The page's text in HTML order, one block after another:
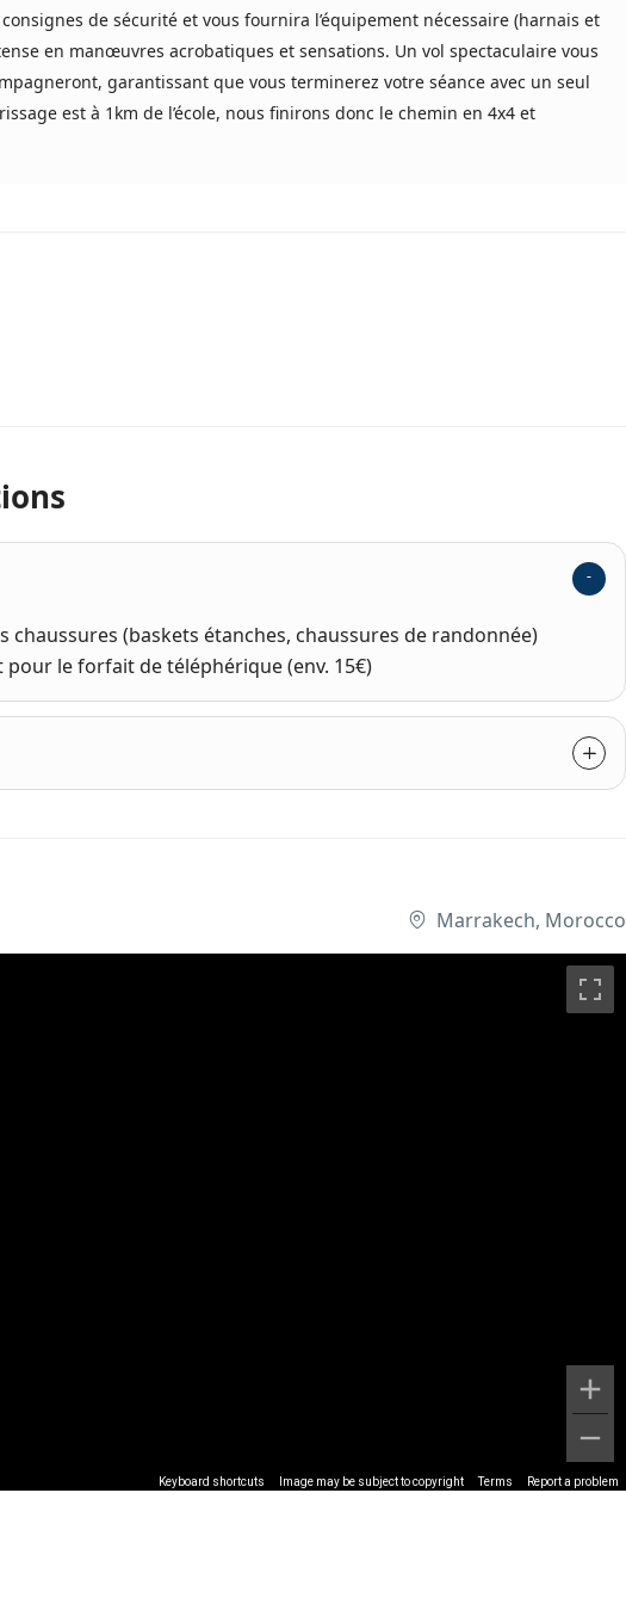
de sécurité et vous fournira l’équipement nécessaire (harnais et
en manœuvres acrobatiques et sensations. Un vol spectaculaire vous
garantissant que vous terminerez votre séance avec un seul
est à 1km de l’école, nous finirons donc le chemin en 4x4 et
chaussures (baskets étanches, chaussures de randonnée)
le forfait de téléphérique (env. 15€)
Marrakech, Morocco
Keyboard shortcuts Image may be subject to copyright Terms Report a problem